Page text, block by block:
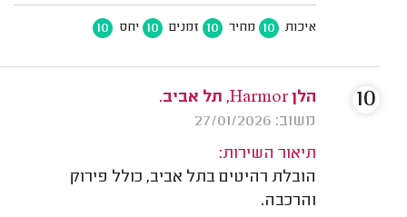
איכות 10 מחיר 10 זמנים 10 יחס 10
הלן Harmor, תל אביב.
משוב: 27/01/2026
תיאור השירות:
הובלת רהיטים בתל אביב, כולל פירוק
והרכבה.
10